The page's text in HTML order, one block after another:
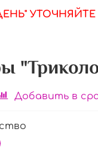
УТОЧНЯЙТЕ
Добавить в